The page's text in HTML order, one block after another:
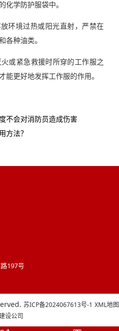
化学防护服袋中。
环境过热或阳光直射，严禁在
各种油类。
或紧急救援时所穿的工作服之
能更好地发挥工作服的作用。
不会对消防员造成伤害
方法？
197号
苏ICP备2024067613号-1 XML地图
设公司